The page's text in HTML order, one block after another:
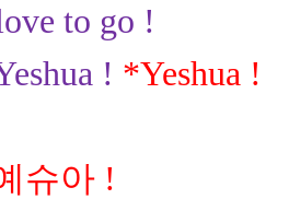
to go !
! *Yeshua !
슈아!